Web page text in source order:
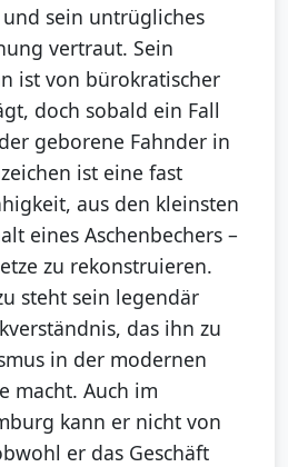
sein untrügliches
vertraut. Sein
ist von bürokratischer
doch sobald ein Fall
geborene Fahnder in
ist eine fast
aus den kleinsten
eines Aschenbechers –
zu rekonstruieren.
steht sein legendär
das ihn zu
in der modernen
macht. Auch im
kann er nicht von
er das Geschäft